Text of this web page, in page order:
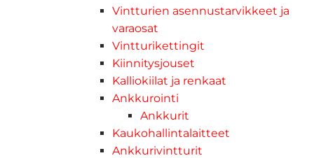
Vintturien asennustarvikkeet ja
varaosat
Vintturikettingit
Kiinnitysjouset
Kalliokiilat ja renkaat
Ankkurointi
Ankkurit
Kaukohallintalaitteet
Ankkurivintturit